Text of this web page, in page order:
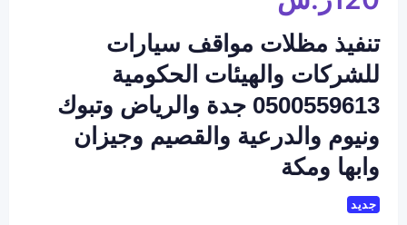
تنفيذ مظلات مواقف سيارات
للشركات والهيئات الحكومية
0500559613 جدة والرياض وتبوك
ونيوم والدرعية والقصيم وجيزان
وابها ومكة
جديد